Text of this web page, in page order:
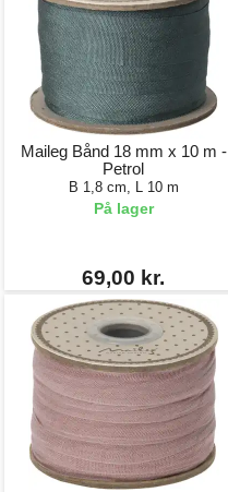
Maileg Bånd 18 mm x 10 m -
Petrol
B 1,8 cm, L 10 m
På lager
69,00 kr.